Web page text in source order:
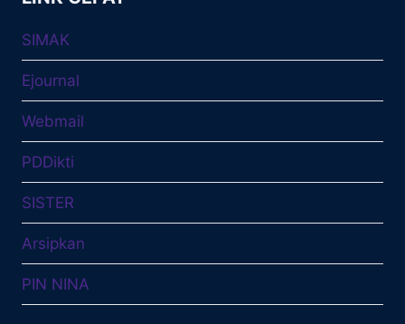
SIMAK
Ejournal
Webmail
PDDikti
SISTER
Arsipkan
PIN NINA